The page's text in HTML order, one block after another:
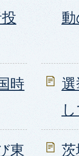
時
東
茨